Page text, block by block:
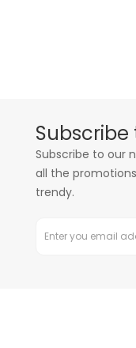
Subscribe to our
all the
trendy.